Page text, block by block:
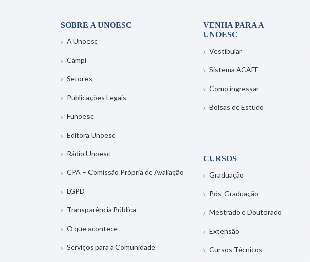
SOBRE A UNOESC
A Unoesc
Campi
Setores
Publicações Legais
Funoesc
Editora Unoesc
Rádio Unoesc
CPA – Comissão Própria de Avaliação
LGPD
Transparência Pública
O que acontece
Serviços para a Comunidade
VENHA PARA A
UNOESC
Vestibular
Sistema ACAFE
Como ingressar
Bolsas de Estudo
CURSOS
Graduação
Pós-Graduação
Mestrado e Doutorado
Extensão
Cursos Técnicos